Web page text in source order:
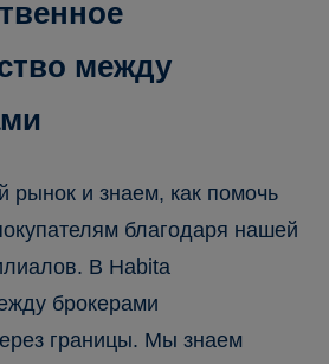
между
и знаем, как помочь
благодаря нашей
В Habita
брокерами
границы. Мы знаем